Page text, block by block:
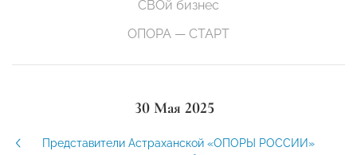
СВОй бизнес
ОПОРА — СТАРТ
30 Мая 2025
Представители Астраханской «ОПОРЫ РОССИИ»